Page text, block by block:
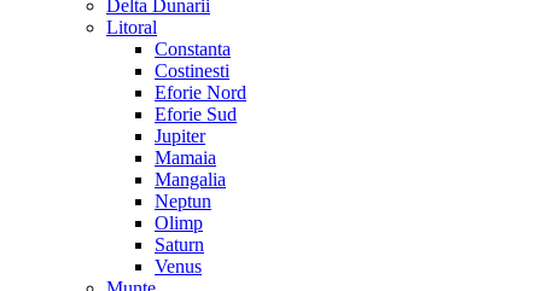
Delta Dunarii
Litoral
Constanta
Costinesti
Eforie Nord
Eforie Sud
Jupiter
Mamaia
Mangalia
Neptun
Olimp
Saturn
Venus